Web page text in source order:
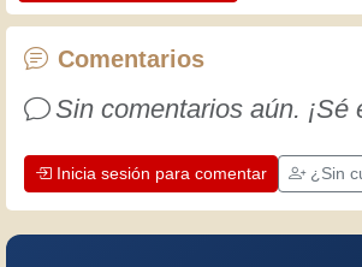
artesanos
trabajo. Aprendamos
¡Diviértete!
Comentarios
Sin comentarios aún. ¡Sé
Inicia sesión para comentar ¿Sin